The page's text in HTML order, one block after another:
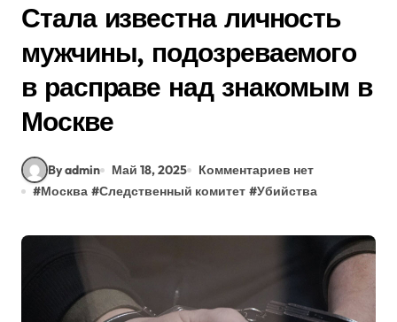
Стала известна личность
мужчины, подозреваемого
в расправе над знакомым в
Москве
By admin Май 18, 2025
Комментариев нет
#Москва #Следственный комитет #Убийства